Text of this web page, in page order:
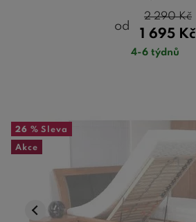
od
1 695 Kč
2 290Kč
4-6 týdnů
26 % Sleva
Akce